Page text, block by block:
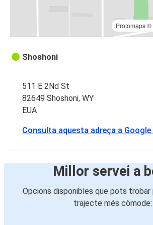
Protomaps©
Shoshoni
511 E 2Nd St
82649 Shoshoni, WY
EUA
Consulta aquesta adreça a Google
Millor servei a
Opcions disponibles que pots trobar
trajecte més còmode: